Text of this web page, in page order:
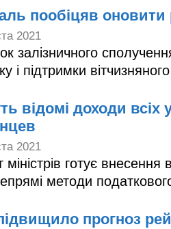
пообіцяв оновити
2021
залізничного
і підтримки
відомі доходи всіх
2021
міністрів готує
методи
прогноз